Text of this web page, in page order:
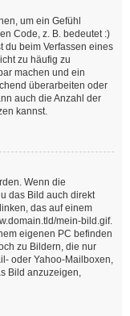
um ein Gefühl
Code, z. B. bedeutet :)
du beim Verfassen eines
zu häufig zu
machen und ein
überarbeiten oder
auch die Anzahl der
kannst.
Wenn die
das Bild auch direkt
das auf einem
mein-bild.gif.
eigenen PC befinden
zu Bildern, die nur
oder Yahoo-Mailboxen,
Bild anzuzeigen,